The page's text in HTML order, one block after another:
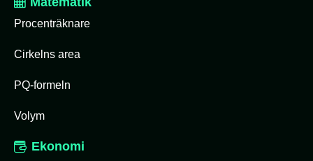
Procenträknare
Cirkelns area
PQ-formeln
Volym
Ekonomi